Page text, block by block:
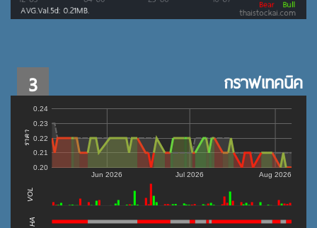
3 กราฟเทคนิค
Jun 2026 Jul 2026 Aug 2026
0.20
0.21
0.22
0.23
0.24
ราคา
VOL
HA